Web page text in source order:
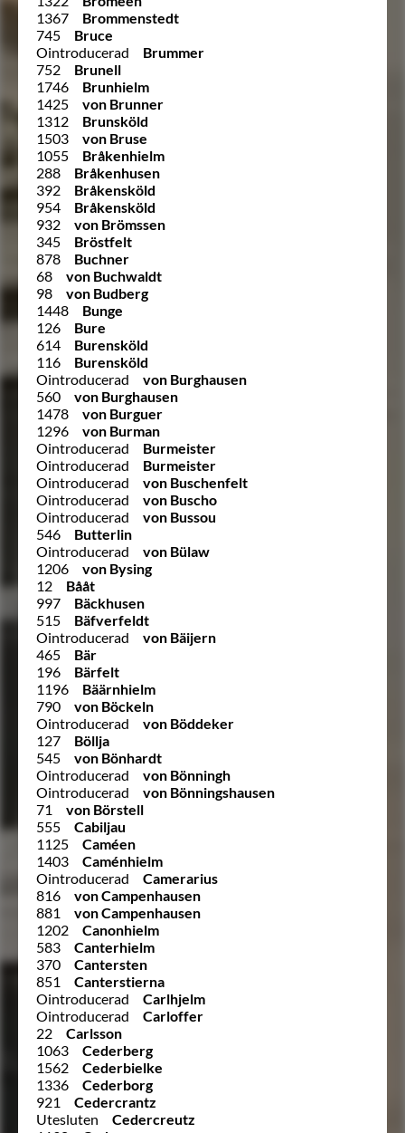
1367
Brommenstedt
745
Bruce
Ointroducerad
Brummer
752
Brunell
1746
Brunhielm
1425
von Brunner
1312
Brunsköld
1503
von Bruse
1055
Bråkenhielm
288
Bråkenhusen
392
Bråkensköld
954
Bråkensköld
932
von Brömssen
345
Bröstfelt
878
Buchner
68
von Buchwaldt
98
von Budberg
1448
Bunge
126
Bure
614
Burensköld
116
Burensköld
Ointroducerad
von Burghausen
560
von Burghausen
1478
von Burguer
1296
von Burman
Ointroducerad
Burmeister
Ointroducerad
Burmeister
Ointroducerad
von Buschenfelt
Ointroducerad
von Buscho
Ointroducerad
von Bussou
546
Butterlin
Ointroducerad
von Bülaw
1206
von Bysing
12
Bååt
997
Bäckhusen
515
Bäfverfeldt
Ointroducerad
von Bäijern
465
Bär
196
Bärfelt
1196
Bäärnhielm
790
von Böckeln
Ointroducerad
von Böddeker
127
Böllja
545
von Bönhardt
Ointroducerad
von Bönningh
Ointroducerad
von Bönningshausen
71
von Börstell
555
Cabiljau
1125
Caméen
1403
Caménhielm
Ointroducerad
Camerarius
816
von Campenhausen
881
von Campenhausen
1202
Canonhielm
583
Canterhielm
370
Cantersten
851
Canterstierna
Ointroducerad
Carlhjelm
Ointroducerad
Carloffer
22
Carlsson
1063
Cederberg
1562
Cederbielke
1336
Cederborg
921
Cedercrantz
Utesluten
Cedercreutz